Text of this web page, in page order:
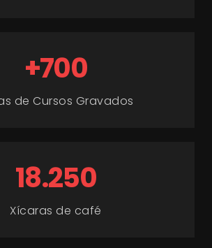
+700
de Cursos Gravados
18.250
Xícaras de café